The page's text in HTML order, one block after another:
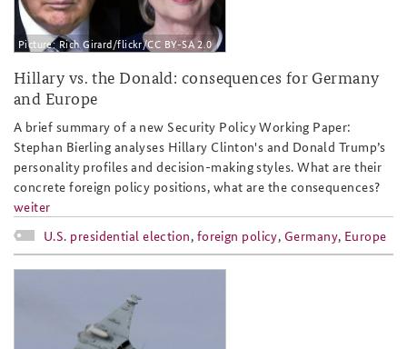
Picture: Rich Girard/flickr/CC BY-SA 2.0
Hillary vs. the Donald: consequences for Germany
and Europe
A brief summary of a new Security Policy Working Paper:
Stephan Bierling analyses Hillary Clinton's and Donald Trump’s
personality profiles and decision-making styles. What are their
concrete foreign policy positions, what are the consequences?
weiter
U.S. presidential election, foreign policy, Germany, Europe